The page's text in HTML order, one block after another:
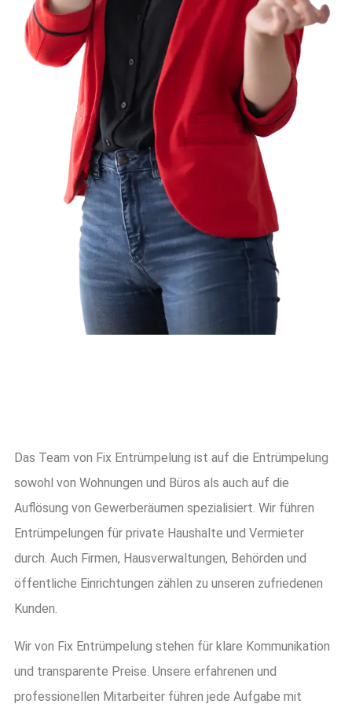
Das Team von Fix Entrümpelung ist auf die Entrümpelung
sowohl von Wohnungen und Büros als auch auf die
Auflösung von Gewerberäumen spezialisiert. Wir führen
Entrümpelungen für private Haushalte und Vermieter
durch. Auch Firmen, Hausverwaltungen, Behörden und
öffentliche Einrichtungen zählen zu unseren zufriedenen
Kunden.
Wir von Fix Entrümpelung stehen für klare Kommunikation
und transparente Preise. Unsere erfahrenen und
professionellen Mitarbeiter führen jede Aufgabe mit